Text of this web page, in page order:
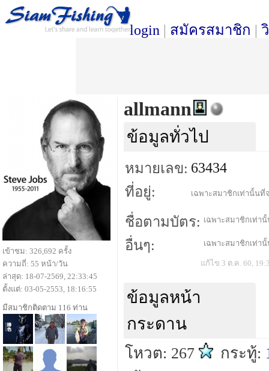
login | สมัครสมาชิก |
allmann
ข้อมูลทั่วไป
หมายเลข: 63434
ที่อยู่:
เฉพาะสมาชิกเท่านั้นที่
ชื่อตามบัตร: เฉพาะสมาชิกเท่า
อื่นๆ: เฉพาะสมาชิกเท่า
แก้ไข 3 ต.ค. 60,
ข้อมูลหน้า
กระดาน
โหวต: 267 กระทู้:
เข้าชม: 326,692 ครั้ง
ความถี่: 55 หน้า/วัน
ล่าสุด: 18-07-2569, 22:33:45
ตั้งแต่: 03-05-2553, 18:16:55
มีสมาชิกติดตาม 116 ท่าน